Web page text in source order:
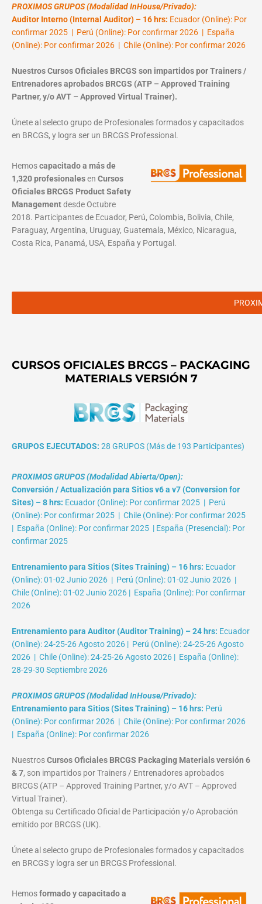
PROXIMOS GRUPOS (Modalidad InHouse/Privado):
Auditor Interno (Internal Auditor) – 16 hrs: Ecuador (Online): Por
confirmar 2025 | Perú (Online): Por confirmar 2026 | España
(Online): Por confirmar 2026 | Chile (Online): Por confirmar 2026
Nuestros Cursos Oficiales BRCGS son impartidos por Trainers /
Entrenadores aprobados BRCGS (ATP – Approved Training
Partner, y/o AVT – Approved Virtual Trainer).
Únete al selecto grupo de Profesionales formados y capacitados
en BRCGS, y logra ser un BRCGS Professional.
Hemoscapacitado a más de
1,320 profesionalesen Cursos
Oficiales BRCGS Product Safety
Managementdesde Octubre
2018. Participantes de Ecuador, Perú, Colombia, Bolivia, Chile,
Paraguay, Argentina, Uruguay, Guatemala, México, Nicaragua,
Costa Rica, Panamá, USA, España y Portugal.
CURSOS OFICIALES BRCGS – PACKAGING
MATERIALS VERSIÓN 7
GRUPOS EJECUTADOS: 28 GRUPOS (Más de 193 Participantes)
PROXIMOS GRUPOS (Modalidad Abierta/Open):
Conversión / Actualización para Sitios v6 a v7 (Conversion for
Sites) – 8 hrs: Ecuador (Online): Por confirmar 2025 | Perú
(Online): Por confirmar 2025 | Chile (Online): Por confirmar 2025
| España (Online): Por confirmar 2025 | España (Presencial): Por
confirmar 2025
Entrenamiento para Sitios (Sites Training) – 16 hrs: Ecuador
(Online): 01-02 Junio 2026 | Perú (Online): 01-02 Junio 2026 |
Chile (Online): 01-02 Junio 2026 | España (Online): Por confirmar
2026
Entrenamiento para Auditor (Auditor Training) – 24 hrs: Ecuador
(Online): 24-25-26 Agosto 2026 | Perú (Online): 24-25-26 Agosto
2026 | Chile (Online): 24-25-26 Agosto 2026 | España (Online):
28-29-30 Septiembre 2026
PROXIMOS GRUPOS (Modalidad InHouse/Privado):
Entrenamiento para Sitios (Sites Training) – 16 hrs: Perú
(Online): Por confirmar 2026 | Chile (Online): Por confirmar 2026
| España (Online): Por confirmar 2026
NuestrosCursos Oficiales BRCGS Packaging Materials versión 6
& 7, son impartidos por Trainers / Entrenadores aprobados
BRCGS (ATP – Approved Training Partner, y/o AVT – Approved
Virtual Trainer).
Obtenga su Certificado Oficial de Participación y/o Aprobación
emitido por BRCGS (UK).
Únete al selecto grupo de Profesionales formados y capacitados
en BRCGS y logra ser un BRCGS Professional.
Hemosformado y capacitado a